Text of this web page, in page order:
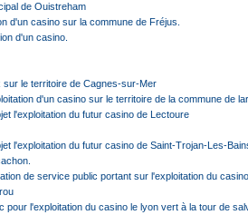
de Ouistreham
d'un casino sur la commune de Fréjus.
d'un casino.
le territoire de Cagnes-sur-Mer
d'un casino sur le territoire de la commune de
l'exploitation du futur casino de Lectoure
l'exploitation du futur casino de Saint-Trojan-Les-
de service public portant sur l'exploitation du casino
l'exploitation du casino le lyon vert à la tour de